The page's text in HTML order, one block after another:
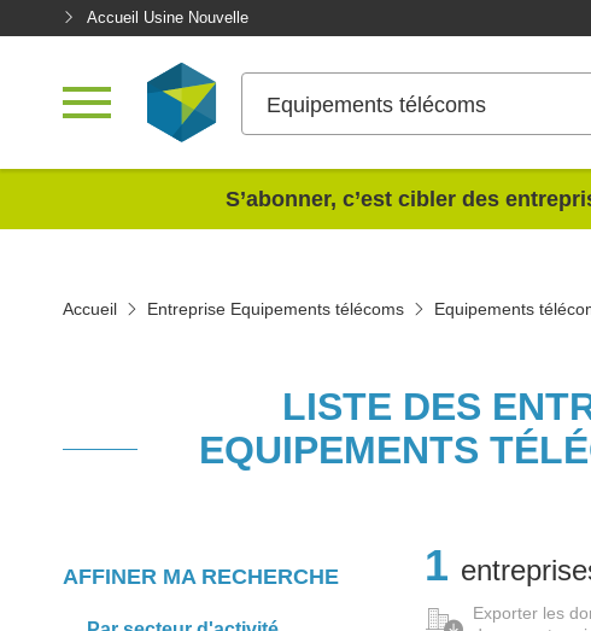
Accueil Usine Nouvelle
Equipements télécoms
S’abonner, c’est cibler des
Accueil Entreprise Equipements télécoms Equipements
LISTE DES
EQUIPEMENTS
AFFINER MA RECHERCHE 1
Exporter les